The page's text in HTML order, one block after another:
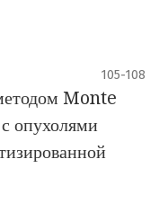
105-108
Monte
опухолями